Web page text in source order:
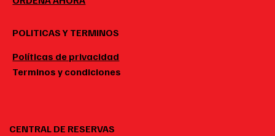
POLITICAS Y TERMINOS
Políticas de privacidad
Terminos y condiciones
CENTRAL DE RESERVAS